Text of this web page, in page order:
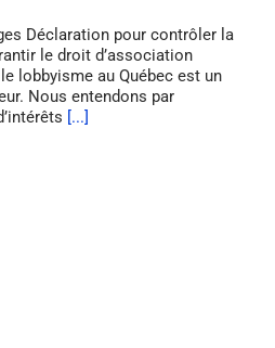
Déclaration pour contrôler la
le droit d’association
lobbyisme au Québec est un
Nous entendons par
[...]